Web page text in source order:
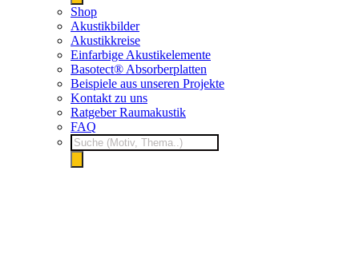
Shop
Akustikbilder
Akustikkreise
Einfarbige Akustikelemente
Basotect® Absorberplatten
Beispiele aus unseren Projekte
Kontakt zu uns
Ratgeber Raumakustik
FAQ
Products
search